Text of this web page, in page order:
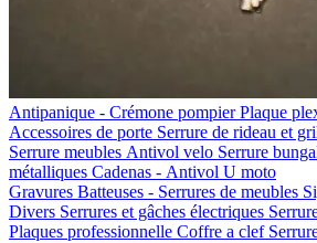
Antipanique - Crémone pompierPlaque
Accessoires de porte Serrure de rideau et
Serrure meubles Antivol velo Serrure
métalliques Cadenas - Antivol U moto
Gravures Batteuses - Serrures de meubles
Divers Serrures et gâches électriques
Plaques professionnelle Coffre a clef